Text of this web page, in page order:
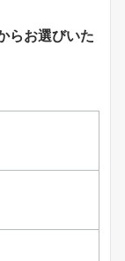
らお選びいた